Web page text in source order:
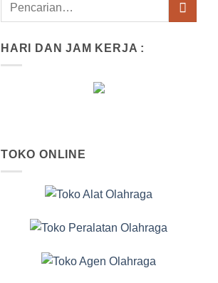
HARI DAN JAM KERJA :
TOKO ONLINE